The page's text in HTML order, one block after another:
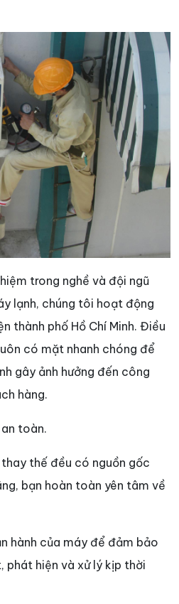
trong nghề và đội ngũ
lạnh, chúng tôi hoạt động
thành phố Hồ Chí Minh. Điều
có mặt nhanh chóng để
gây ảnh hưởng đến công
hàng.
toàn.
thế đều có nguồn gốc
bạn hoàn toàn yên tâm về
hành của máy để đảm bảo
hiện và xử lý kịp thời